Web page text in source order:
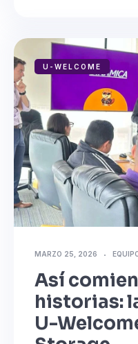
U-WELCOME
MARZO 25, 2026
Así
historias:
U-